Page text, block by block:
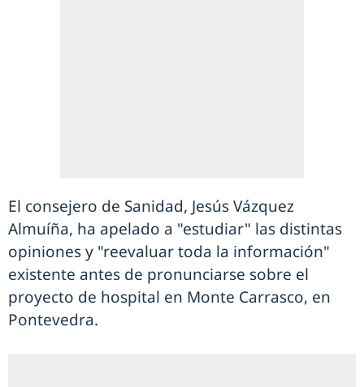
El consejero de Sanidad, Jesús Vázquez
Almuíña, ha apelado a "estudiar" las distintas
opiniones y "reevaluar toda la información"
existente antes de pronunciarse sobre el
proyecto de hospital en Monte Carrasco, en
Pontevedra.